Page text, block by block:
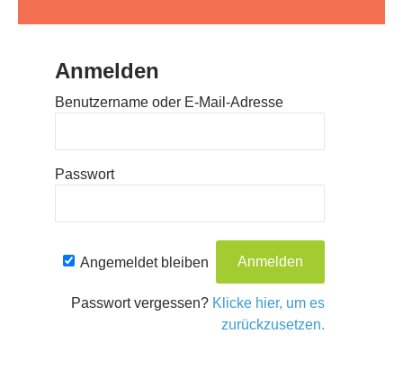
Anmelden
Benutzername oder E-Mail-Adresse
Passwort
Angemeldet bleiben
Passwort vergessen? Klicke hier, um es
zurückzusetzen.